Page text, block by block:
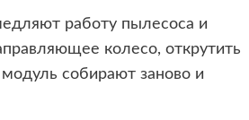
работу пылесоса и
колесо, открутить
собирают заново и